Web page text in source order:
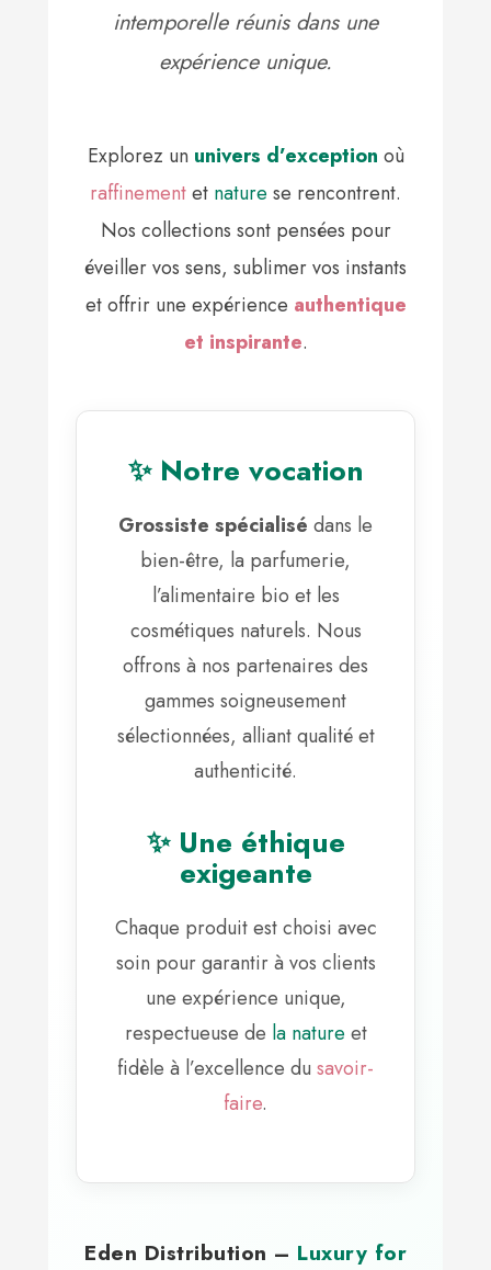
intemporelle réunis dans une
expérience unique.
Explorez un univers d’exception où
raffinementet nature se rencontrent.
Nos collections sont pensées pour
éveiller vos sens, sublimer vos instants
et offrir une expérience authentique
et inspirante.
✨ Notre vocation
Grossiste spécialisé dans le
bien-être, la parfumerie,
l’alimentaire bio et les
cosmétiques naturels. Nous
offrons à nos partenaires des
gammes soigneusement
sélectionnées, alliant qualité et
authenticité.
✨ Une éthique
exigeante
Chaque produit est choisi avec
soin pour garantir à vos clients
une expérience unique,
respectueuse de la nature et
fidèle à l’excellence du savoir-
faire.
Eden Distribution – Luxury for